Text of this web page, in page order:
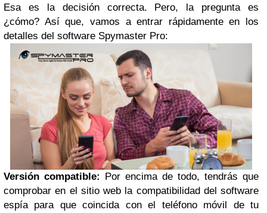
Esa es la decisión correcta. Pero, la pregunta es
¿cómo? Así que, vamos a entrar rápidamente en los
detalles del software Spymaster Pro:
Versión compatible: Por encima de todo, tendrás que
comprobar en el sitio web la compatibilidad del software
espía para que coincida con el teléfono móvil de tu